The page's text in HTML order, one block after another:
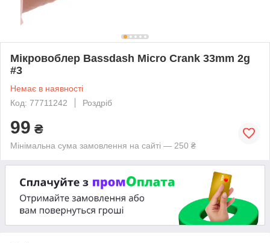
Мікровоблер Bassdash Micro Crank 33mm 2g
#3
Немає в наявності
Код: 77711242
Роздріб
99 ₴
Мінімальна сума замовлення на сайті — 250 ₴